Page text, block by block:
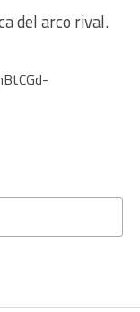
del arco rival.